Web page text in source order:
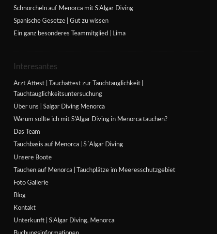
Schnorcheln auf Menorca mit S’Algar Diving
Spanische Gesetze | Gut zu wissen
Ein ganz besonderes Teammitglied | Lima
Interesantes
Arzt Attest | Tauchattest zur Tauchtauglichkeit |
Tauchtauglichkeitsuntersuchung
Über uns | Salgar Diving Menorca
Warum sollte ich mit S’Algar Diving in Menorca tauchen?
Das Team
Tauchbasis auf Menorca | S´Algar Diving
Unsere Boote
Tauchen auf Menorca | Tauchplätze im Meeresschutzgebiet
Foto Gallerie
Blog
Kontakt
Unterkunft | S’Algar Diving, Menorca